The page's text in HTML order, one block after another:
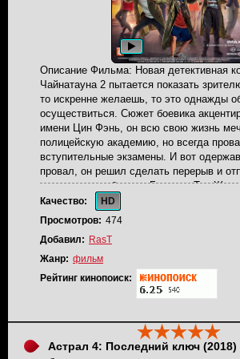
обходят стороной Санни. Они видит, что
злоумышленник планирует совершить
мужчине придётся постараться, чтобы
Первым делом Саммеру необходимо
имеющего к нему какие-то претензии..
Описание Фильма: Новая детективная
Чайнатауна 2 пытается показать
то искренне желаешь, то это однажды
осуществиться. Сюжет боевика
имени Цин Фэнь, он всю свою жизнь
полицейскую академию, но всегда
вступительные экзамены. И вот
провал, он решил сделать перерыв и
двоюродному брату в Бангкок. Тан Жэнь
настоящим детективом и он просто
деле. Но только отдохнуть у них не
что полицейский был обвинен в краже
вступительные экзамены давно
главного героя переполняла гордость
поступить в полицейскую академию, и
оставалось еще несколько лет учебы,
охотно примерял на себя офицерскую
Все те давние чувства и эмоции
мужчины, что ему кажется, что он до
Качество:
HD
Просмотров: 474
Добавил: RasT
Жанр: фильм
Рейтинг кинопоиск:
Астрал 4: Последний ключ